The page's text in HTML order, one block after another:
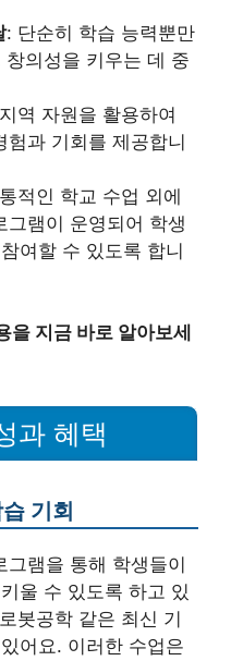
: 단순히 학습 능력뿐만
의성을 키우는 데 중
역 자원을 활용하여
험과 기회를 제공합니
적인 학교 수업 외에
그램이 운영되어 학생
여할 수 있도록 합니
을 지금 바로 알아보세
과 혜택
기회
램을 통해 학생들이
울 수 있도록 하고 있
봇공학 같은 최신 기
어요. 이러한 수업은